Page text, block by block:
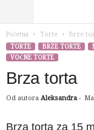
Početna Torte Brze
TORTE
BRZE TORTE
VOĆNE TORTE
Brza torta
Od autora Aleksandra -
Brza torta za 15